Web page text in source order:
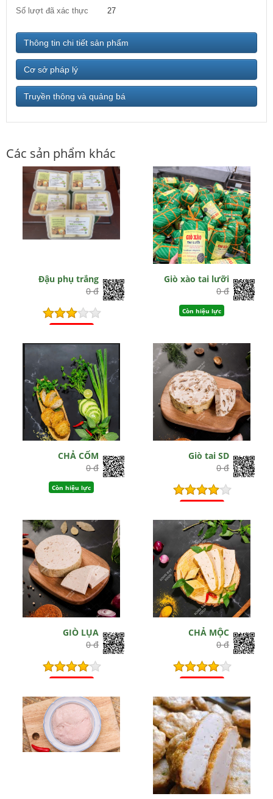
Số lượt đã xác thực
27
Thông tin chi tiết sản phẩm
Cơ sở pháp lý
Truyền thông và quảng bá
Các sản phẩm khác
Đậu phụ trắng
0 đ
Giò xào tai lưỡi
0 đ
Còn hiệu lực
CHẢ CỐM
0 đ
Còn hiệu lực
Giò tai SD
0 đ
GIÒ LỤA
0 đ
CHẢ MỘC
0 đ